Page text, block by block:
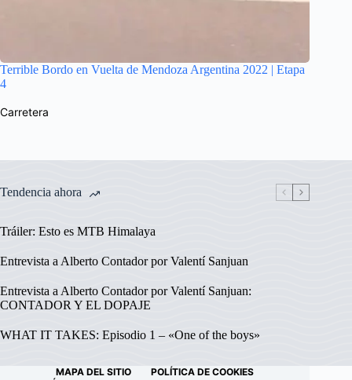
Terrible Bordo en Vuelta de Mendoza Argentina 2022 | Etapa
4
Carretera
Tendencia ahora
Tráiler: Esto es MTB Himalaya
Entrevista a Alberto Contador por Valentí Sanjuan
Entrevista a Alberto Contador por Valentí Sanjuan:
CONTADOR Y EL DOPAJE
WHAT IT TAKES: Episodio 1 – «One of the boys»
MAPA DEL SITIO
POLÍTICA DE COOKIES